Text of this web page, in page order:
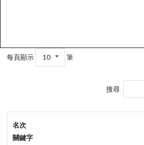
每頁顯示 10 筆
搜尋
名次
關鍵字